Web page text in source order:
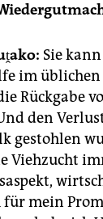
Sie
im üblichen
Rückgabe
den
gestohlen
Viehzucht
für mein